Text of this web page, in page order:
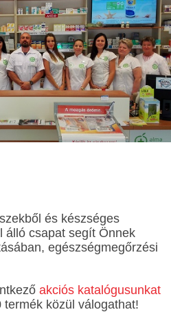
és készséges
álló csapat segít Önnek
egészségmegőrzési
akciós katalógusunkat
közül válogathat!